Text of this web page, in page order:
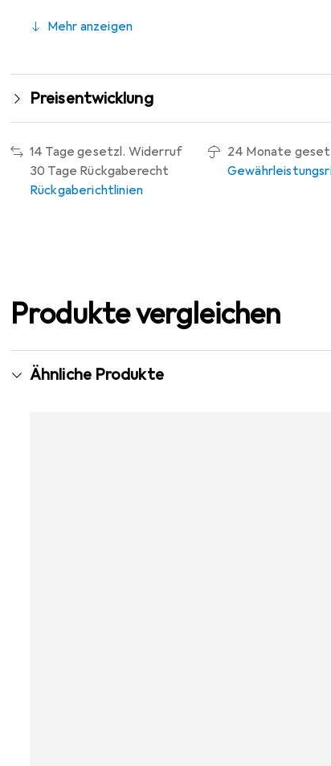
Mehr anzeigen
Preisentwicklung
14 Tage gesetzl. Widerruf
30 Tage Rückgaberecht
Rückgaberichtlinien
24 Monate
Produkte vergleichen
Ähnliche Produkte